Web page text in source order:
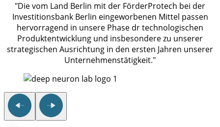
"Die vom Land Berlin mit der FörderProtech bei der
Investitionsbank Berlin eingeworbenen Mittel passen
hervorragend in unsere Phase dr technologischen
Produktentwicklung und insbesondere zu unserer
strategischen Ausrichtung in den ersten Jahren unserer
Unternehmenstätigkeit."